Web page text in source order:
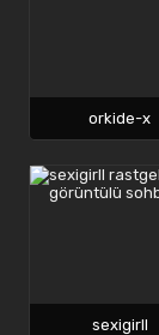
orkide-x
sexigirll